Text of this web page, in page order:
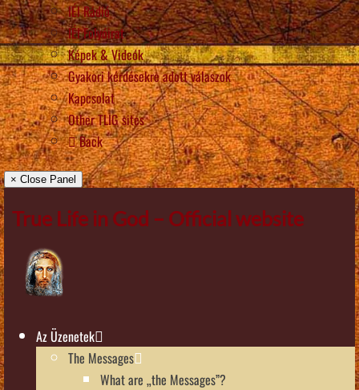
IÉI Rádió
IÉI Folyóirat
Képek & Videók
Gyakori kérdésekre adott válaszok
Kapcsolat
Other TLIG sites
Back
× Close Panel
True Life in God – Official website
Az Üzenetek
The Messages
What are „the Messages”?